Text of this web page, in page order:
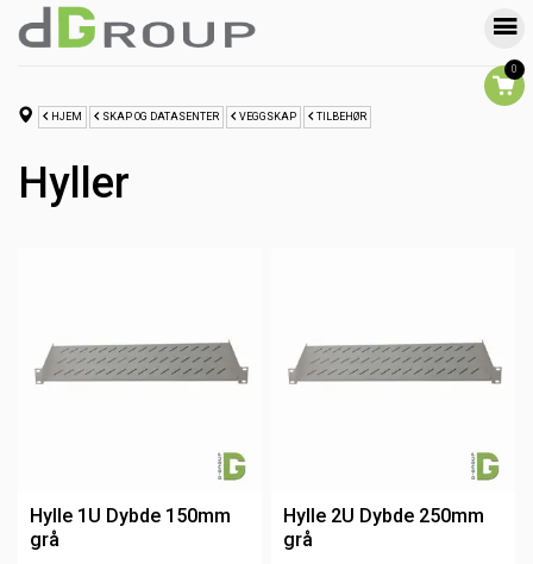
0
HJEM SKAP OG DATASENTER VEGGSKAP TILBEHØR
Hyller
Hylle 1U Dybde 150mm
grå
Hylle 2U Dybde 250mm
grå